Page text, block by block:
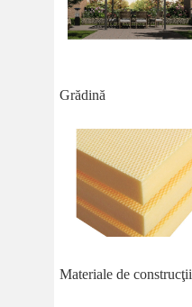
Grădină
Materiale de construcţii